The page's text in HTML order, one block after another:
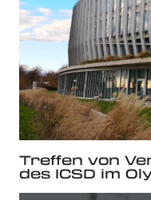
Treffen von
des ICSD im